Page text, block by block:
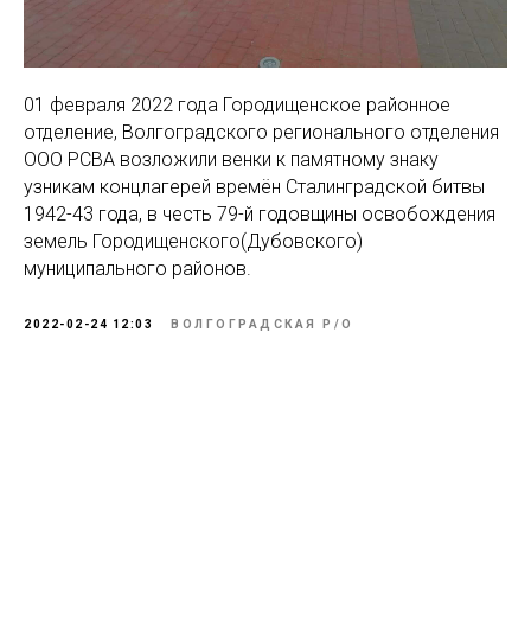
01 февраля 2022 года Городищенское районное
отделение, Волгоградского регионального отделения
ООО РСВА возложили венки к памятному знаку
узникам концлагерей времён Сталинградской битвы
1942-43 года, в честь 79-й годовщины освобождения
земель Городищенского(Дубовского)
муниципального районов.
2022-02-24 12:03 ВОЛГОГРАДСКАЯ Р/О